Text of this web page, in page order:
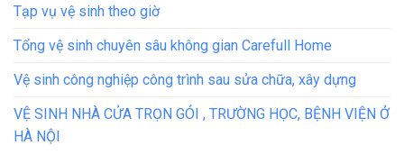
Tạp vụ vệ sinh theo giờ
Tổng vệ sinh chuyên sâu không gian Carefull Home
Vệ sinh công nghiệp công trình sau sửa chữa, xây dựng
VỆ SINH NHÀ CỬA TRỌN GÓI , TRƯỜNG HỌC, BỆNH VIỆN Ở
HÀ NỘI